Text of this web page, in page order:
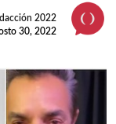
2022
30, 2022